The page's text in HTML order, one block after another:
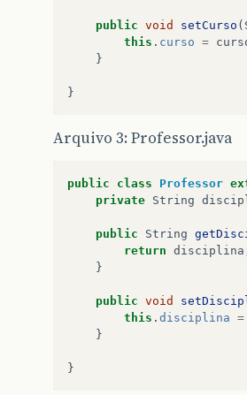
public void setCurso (
this . curso =
}
}
Arquivo 3: Professor.java
public class Professor
private String
public String
return disciplina
}
public void
this . disciplina =
}
}